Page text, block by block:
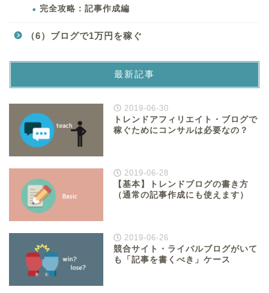
完全攻略：記事作成編
（6）ブログで1万円を稼ぐ
最新記事
2019-06-30
トレンドアフィリエイト・ブログで
稼ぐためにコンサルは必要なの？
2019-06-28
【基本】トレンドブログの書き方
（通常の記事作成にも使えます）
2019-06-26
競合サイト・ライバルブログがいて
も「記事を書くべき」ケース